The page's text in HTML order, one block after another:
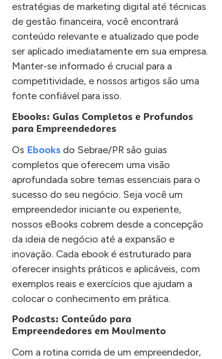
estratégias de marketing digital até técnicas
de gestão financeira, você encontrará
conteúdo relevante e atualizado que pode
ser aplicado imediatamente em sua empresa.
Manter-se informado é crucial para a
competitividade, e nossos artigos são uma
fonte confiável para isso.
Ebooks: Guias Completos e Profundos
para Empreendedores
Os Ebooks do Sebrae/PR são guias
completos que oferecem uma visão
aprofundada sobre temas essenciais para o
sucesso do seu negócio. Seja você um
empreendedor iniciante ou experiente,
nossos eBooks cobrem desde a concepção
da ideia de negócio até a expansão e
inovação. Cada ebook é estruturado para
oferecer insights práticos e aplicáveis, com
exemplos reais e exercícios que ajudam a
colocar o conhecimento em prática.
Podcasts: Conteúdo para
Empreendedores em Movimento
Com a rotina corrida de um empreendedor,